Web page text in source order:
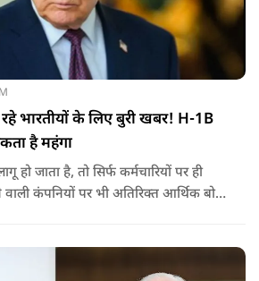
भारतीयों के लिए बुरी खबर! H-1B
है महंगा
हो जाता है, तो सिर्फ कर्मचारियों पर ही
वाली कंपनियों पर भी अतिरिक्त आर्थिक बोझ
कराते हैं.